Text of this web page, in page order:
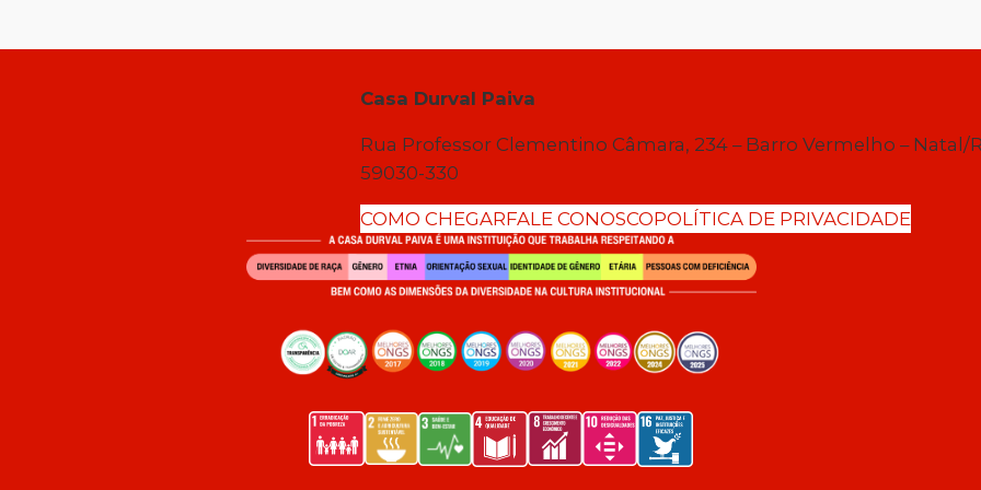
Casa Durval Paiva
Rua Professor Clementino Câmara, 234 – Barro Vermelho – Natal/
59030-330
COMO CHEGARFALE CONOSCOPOLÍTICA DE PRIVACIDADE